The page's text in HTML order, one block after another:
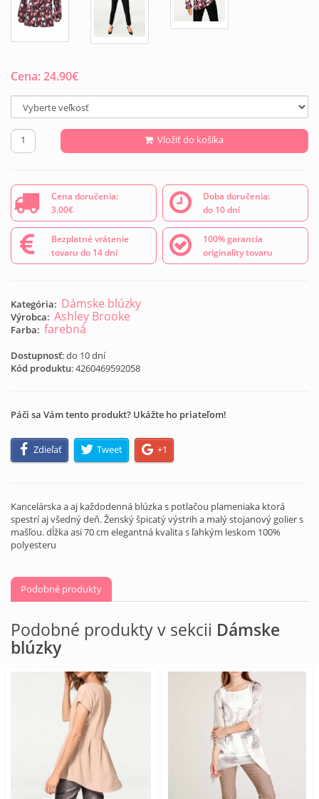
Cena:24.90€
Vložiť do košíka
Cena doručenia:
3.00€
Doba doručenia:
do 10 dní
Bezplatné vrátenie
tovaru do 14 dní
100% garancia
originality tovaru
Kategória: Dámske blúzky
Výrobca: Ashley Brooke
Farba: farebná
Dostupnosť: do 10 dní
Kód produktu:4260469592058
Páči sa Vám tento produkt? Ukážte ho priateľom!
Zdieľať Tweet +1
Kancelárska a aj každodenná blúzka s potlačou plameniaka ktorá
spestrí aj všedný deň. Ženský špicatý výstrih a malý stojanový golier s
mašľou. dĺžka asi 70 cm elegantná kvalita s ľahkým leskom 100%
polyesteru
Podobné produkty
Podobné produkty v sekcii Dámske
blúzky